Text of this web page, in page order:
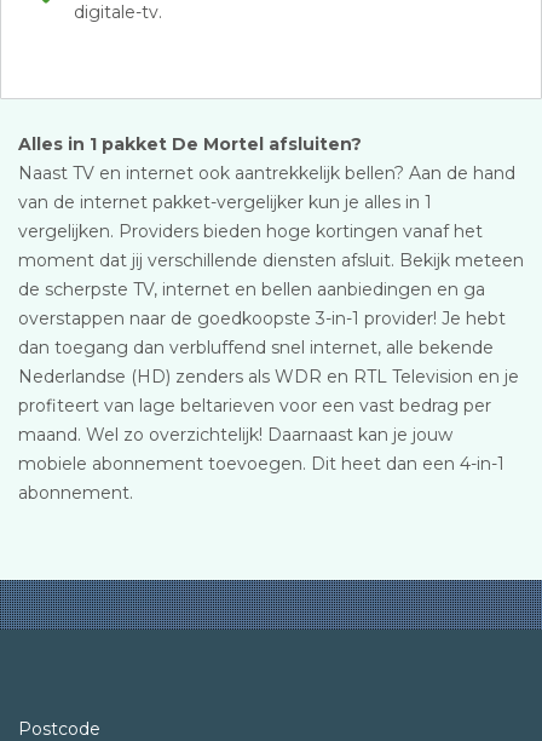
digitale-tv.
Alles in 1 pakket De Mortel afsluiten?
Naast TV en internet ook aantrekkelijk bellen? Aan de hand
van de internet pakket-vergelijker kun je alles in 1
vergelijken. Providers bieden hoge kortingen vanaf het
moment dat jij verschillende diensten afsluit. Bekijk meteen
de scherpste TV, internet en bellen aanbiedingen en ga
overstappen naar de goedkoopste 3-in-1 provider! Je hebt
dan toegang dan verbluffend snel internet, alle bekende
Nederlandse (HD) zenders als WDR en RTL Television en je
profiteert van lage beltarieven voor een vast bedrag per
maand. Wel zo overzichtelijk! Daarnaast kan je jouw
mobiele abonnement toevoegen. Dit heet dan een 4-in-1
abonnement.
Postcode